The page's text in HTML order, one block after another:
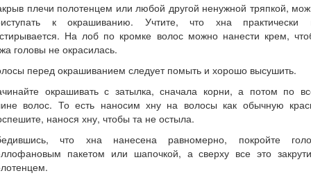
плечи полотенцем или любой другой ненужной тряпкой,
к окрашиванию. Учтите, что хна практически
На лоб по кромке волос можно нанести крем,
головы не окрасилась.
перед окрашиванием следует помыть и хорошо высушить.
окрашивать с затылка, сначала корни, а потом по
волос. То есть наносим хну на волосы как обычную
нанося хну, чтобы та не остыла.
что хна нанесена равномерно, покройте
пакетом или шапочкой, а сверху все это